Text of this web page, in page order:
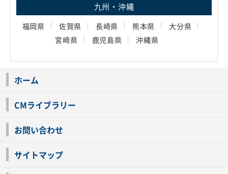
九州・沖縄
福岡県 佐賀県 長崎県 熊本県
大分県
宮崎県
鹿児島県 沖縄県
ホーム
CMライブラリー
お問い合わせ
サイトマップ